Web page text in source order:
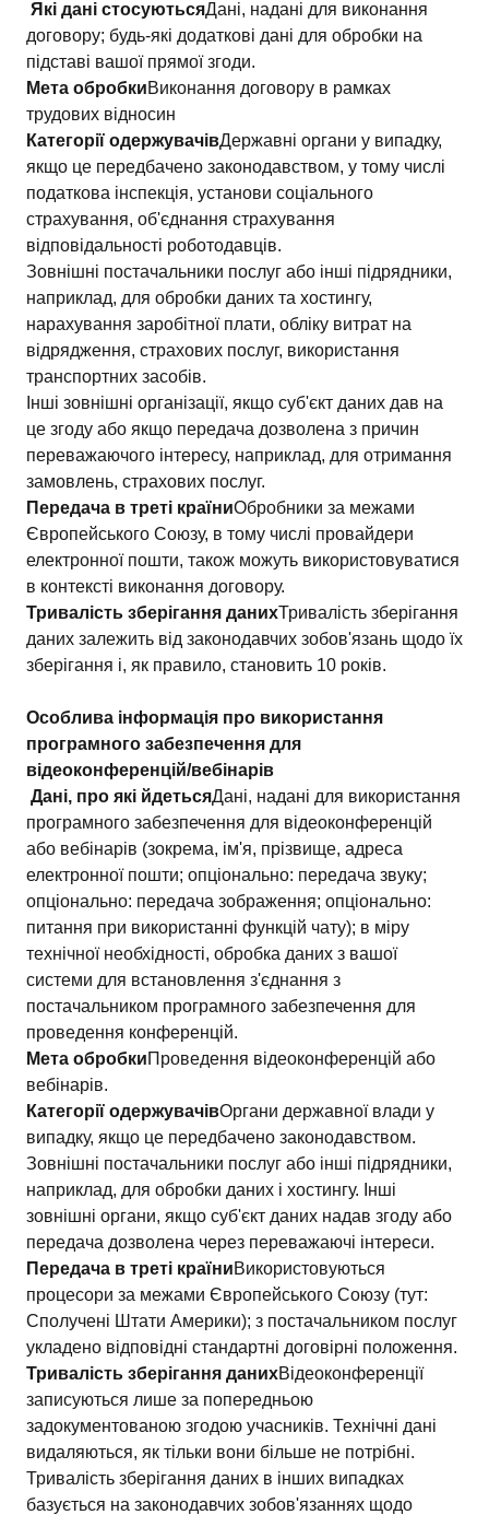
Які дані стосуютьсяДані, надані для виконання
договору; будь-які додаткові дані для обробки на
підставі вашої прямої згоди.
Мета обробкиВиконання договору в рамках
трудових відносин
Категорії одержувачівДержавні органи у випадку,
якщо це передбачено законодавством, у тому числі
податкова інспекція, установи соціального
страхування, об'єднання страхування
відповідальності роботодавців.
Зовнішні постачальники послуг або інші підрядники,
наприклад, для обробки даних та хостингу,
нарахування заробітної плати, обліку витрат на
відрядження, страхових послуг, використання
транспортних засобів.
Інші зовнішні організації, якщо суб'єкт даних дав на
це згоду або якщо передача дозволена з причин
переважаючого інтересу, наприклад, для отримання
замовлень, страхових послуг.
Передача в треті країниОбробники за межами
Європейського Союзу, в тому числі провайдери
електронної пошти, також можуть використовуватися
в контексті виконання договору.
Тривалість зберігання данихТривалість зберігання
даних залежить від законодавчих зобов'язань щодо їх
зберігання і, як правило, становить 10 років.
Особлива інформація про використання
програмного забезпечення для
відеоконференцій/вебінарів
Дані, про які йдетьсяДані, надані для використання
програмного забезпечення для відеоконференцій
або вебінарів (зокрема, ім'я, прізвище, адреса
електронної пошти; опціонально: передача звуку;
опціонально: передача зображення; опціонально:
питання при використанні функцій чату); в міру
технічної необхідності, обробка даних з вашої
системи для встановлення з'єднання з
постачальником програмного забезпечення для
проведення конференцій.
Мета обробкиПроведення відеоконференцій або
вебінарів.
Категорії одержувачівОргани державної влади у
випадку, якщо це передбачено законодавством.
Зовнішні постачальники послуг або інші підрядники,
наприклад, для обробки даних і хостингу. Інші
зовнішні органи, якщо суб'єкт даних надав згоду або
передача дозволена через переважаючі інтереси.
Передача в треті країниВикористовуються
процесори за межами Європейського Союзу (тут:
Сполучені Штати Америки); з постачальником послуг
укладено відповідні стандартні договірні положення.
Тривалість зберігання данихВідеоконференції
записуються лише за попередньою
задокументованою згодою учасників. Технічні дані
видаляються, як тільки вони більше не потрібні.
Тривалість зберігання даних в інших випадках
базується на законодавчих зобов'язаннях щодо